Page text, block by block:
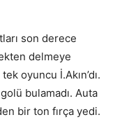
son derece
delmeye
oyuncu İ.Akın’dı.
bulamadı. Auta
bir ton fırça yedi.